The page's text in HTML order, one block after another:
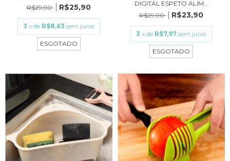
R$29,90
R$25,90
3 x de R$8,63 sem juros
ESGOTADO
DIGITAL ESPETO ALIM...
R$29,90
R$23,90
3 x de R$7,97 sem juros
ESGOTADO